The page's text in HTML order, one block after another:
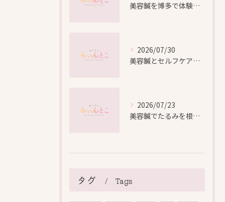
美容鍼を博多で体験する際の効果や安全性と料金比較徹底ガイド
2026/07/30
美容鍼とセルフケアで叶える愛知県名古屋市北区米が瀬町の新しい美しさ
2026/07/23
美容鍼でたるみを根本から改善し自然なリフトアップを叶える方法
タグ Tags